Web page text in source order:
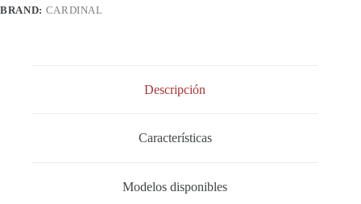
cantidad
BRAND: CARDINAL
Descripción
Características
Modelos disponibles